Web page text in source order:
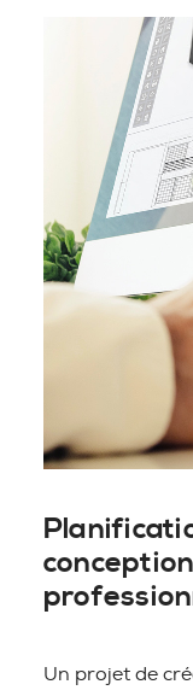
Un projet de